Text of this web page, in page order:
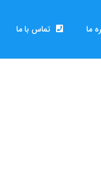
ما تماس با ما